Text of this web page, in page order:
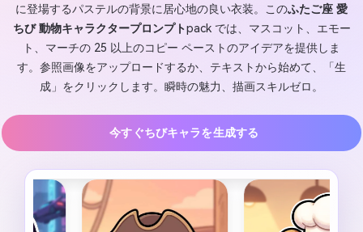
に登場するパステルの背景に居心地の良い衣装。このふたご座 愛
ちび 動物キャラクタープロンプトpack では、マスコット、エモー
ト、マーチの 25 以上のコピー ペーストのアイデアを提供しま
す。参照画像をアップロードするか、テキストから始めて、「生
成」をクリックします。瞬時の魅力、描画スキルゼロ。
今すぐちびキャラを生成する